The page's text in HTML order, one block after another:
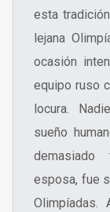
esta
lejana
ocasión
equipo ruso
locura.
sueño
demasiado
esposa, fue